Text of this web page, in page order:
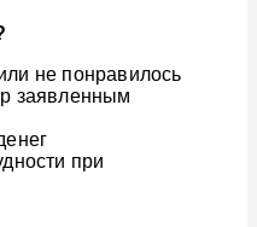
не понравилось
заявленным
при